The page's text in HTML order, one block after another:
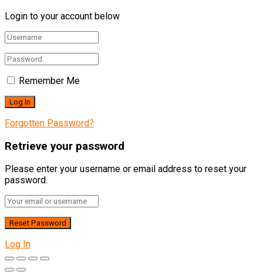
Login to your account below
Remember Me
Forgotten Password?
Retrieve your password
Please enter your username or email address to reset your
password.
Log In